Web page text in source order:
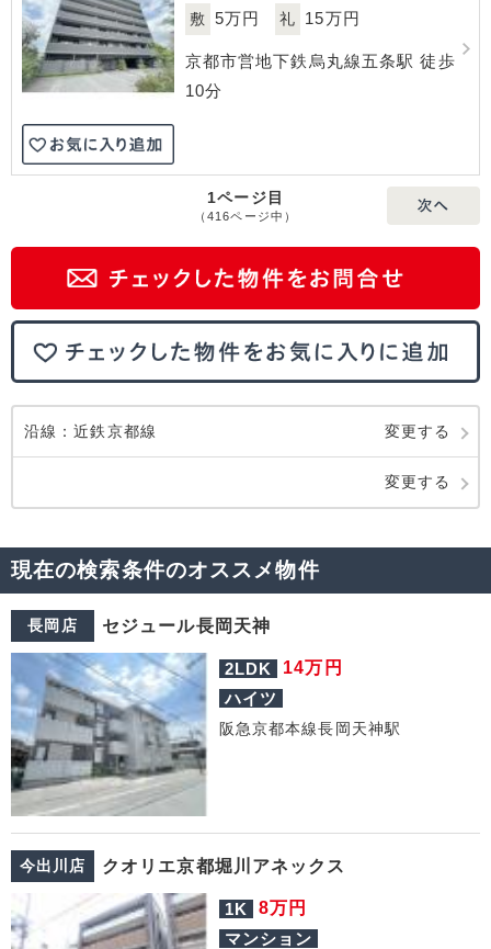
敷 5万円 礼 15万円
京都市営地下鉄烏丸線五条駅 徒歩
10分
1ページ目
（416ページ中）
沿線：近鉄京都線 変更する
変更する
現在の検索条件のオススメ物件
長岡店 セジュール長岡天神
2LDK 14万円
ハイツ
阪急京都本線長岡天神駅
今出川店 クオリエ京都堀川アネックス
1K 8万円
マンション